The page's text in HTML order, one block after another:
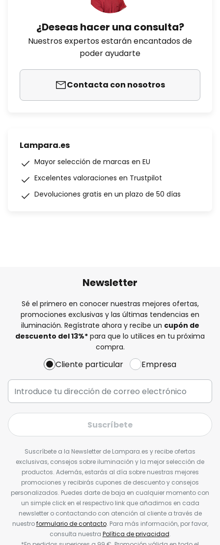
¿Deseas hacer una consulta?
Nuestros expertos estarán encantados de
poder ayudarte
Contacta con nosotros
Lampara.es
Mayor selección de marcas en EU
Excelentes valoraciones en Trustpilot
Devoluciones gratis en un plazo de 50 días
Newsletter
Sé el primero en conocer nuestras mejores ofertas,
promociones exclusivas y las últimas tendencias en
iluminación. Regístrate ahora y recibe un cupón de
descuento del13%* para que lo utilices en tu próxima
compra.
Cliente particular Empresa
Suscríbete
Suscríbete a la Newsletter de Lampara.es y recibe ofertas
exclusivas, consejos sobre iluminación y la mejor selección de
productos. Además, estarás al día sobre nuestras mejores
promociones y recibirás cupones de descuento y consejos
personalizados. Puedes darte de baja en cualquier momento con
un simple click en el respectivo link que añadimos en cada
newsletter o contactando con atención al cliente a través de
nuestroformulario de contacto. Para más información, por favor,
consulta nuestra Política de privacidad.